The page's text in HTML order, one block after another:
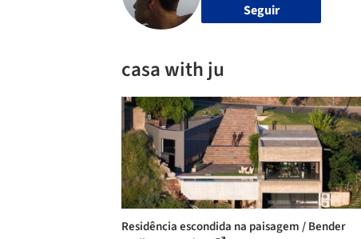
Seguir
casa with ju
Residência escondida na paisagem / Bender